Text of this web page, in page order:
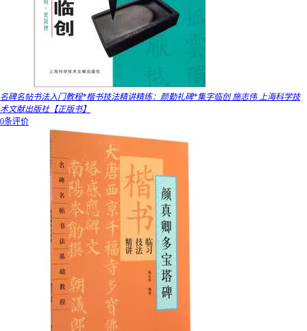
名碑名帖书法入门教程*楷书技法精讲精练：颜勤礼碑*集字临创 施志伟 上海科学技
术文献出版社【正版书】
0条评价